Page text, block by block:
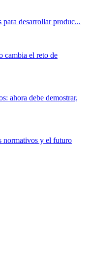
desarrollar produc...
cambia el reto de
ahora debe demostrar,
normativos y el futuro